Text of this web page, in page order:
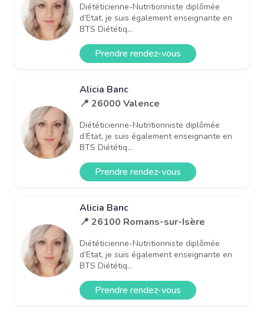
Diététicienne-Nutritionniste diplômée
d’Etat, je suis également enseignante en
BTS Diététiq...
Prendre rendez-vous
Alicia Banc
📍 26000 Valence
Diététicienne-Nutritionniste diplômée
d’Etat, je suis également enseignante en
BTS Diététiq...
Prendre rendez-vous
Alicia Banc
📍 26100 Romans-sur-Isère
Diététicienne-Nutritionniste diplômée
d’Etat, je suis également enseignante en
BTS Diététiq...
Prendre rendez-vous